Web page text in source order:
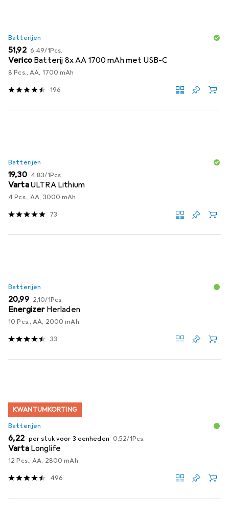
Batterijen
EUR
51,92 EUR
6,49/1Pcs.
Verico Batterij 8x AA 1700 mAh met USB-C
8 Pcs., AA, 1700 mAh
196
Batterijen
EUR
19,30 EUR
4,83/1Pcs.
VartaULTRA Lithium
4 Pcs., AA, 3000 mAh
73
Batterijen
EUR
20,99 EUR
2,10/1Pcs.
Energizer Herladen
10 Pcs., AA, 2000 mAh
33
KWANTUMKORTING
Batterijen
EUR
6,22 per stuk voor 3 eenheden EUR
0,52/1Pcs.
Varta Longlife
12 Pcs., AA, 2800 mAh
496